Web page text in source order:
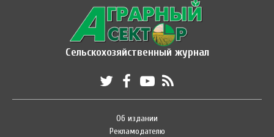
Сельскохозяйственный журнал
Об издании
Рекламодателю